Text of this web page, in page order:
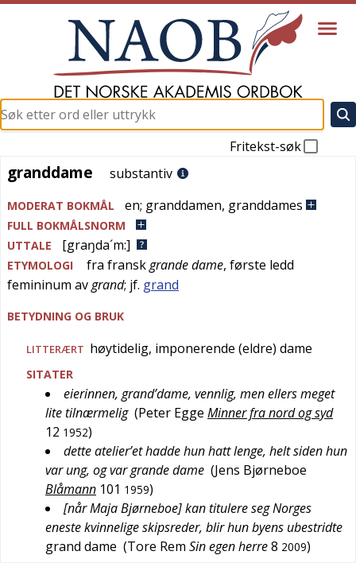
Fritekst-søk
granddame
granddame substantiv
MODERAT BOKMÅL en; granddamen, granddames
FULL BOKMÅLSNORM
UTTALE
[graŋda´m:]
ETYMOLOGI fra franskgrande dame, første ledd
femininum avgrand; jf. grand
BETYDNING OG BRUK
LITTERÆRT høytidelig, imponerende (eldre) dame
SITATER
eierinnen, grand’dame, vennlig, men ellers meget
lite tilnærmelig (Peter Egge Minner fra nord og syd
12 1952)
dette atelier’et hadde hun hatt lenge, helt siden hun
var ung, og var grande dame (Jens Bjørneboe
Blåmann 101 1959)
[når Maja Bjørneboe] kan titulere seg Norges
eneste kvinnelige skipsreder, blir hun byens ubestridte
grand dame (Tore Rem Sin egen herre8 2009)